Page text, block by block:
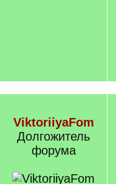
ViktoriiyaFom
Долгожитель
форума